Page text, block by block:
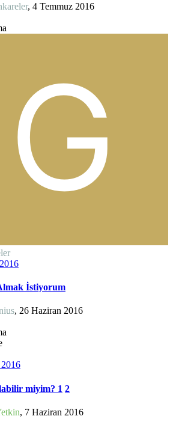
, 4 Temmuz 2016
İstiyorum
, 26 Haziran 2016
miyim? 1 2
, 7 Haziran 2016